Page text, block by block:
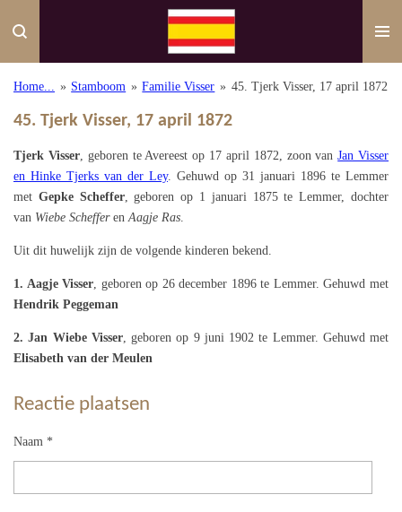
direct
de
Home... » Stamboom » Familie Visser » 45. Tjerk Visser, 17 april 1872
45. Tjerk Visser, 17 april 1872
Tjerk Visser, geboren te Avereest op 17 april 1872, zoon vanJan Visser
en Hinke Tjerks van der Ley. Gehuwd op 31 januari 1896 te Lemmer
met Gepke Scheffer, geboren op 1 januari 1875 te Lemmer, dochter
van Wiebe Scheffer enAagje Ras.
Uit dit huwelijk zijn de volgende kinderen bekend.
1. Aagje Visser, geboren op 26 december 1896 te Lemmer. Gehuwd met
Hendrik Peggeman
2. Jan Wiebe Visser, geboren op 9 juni 1902 te Lemmer. Gehuwd met
Elisabeth van der Meulen
Reactie plaatsen
Naam *